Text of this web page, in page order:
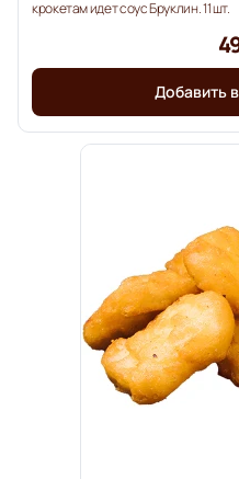
крокетам идет соус Бруклин. 11 шт.
Добавить